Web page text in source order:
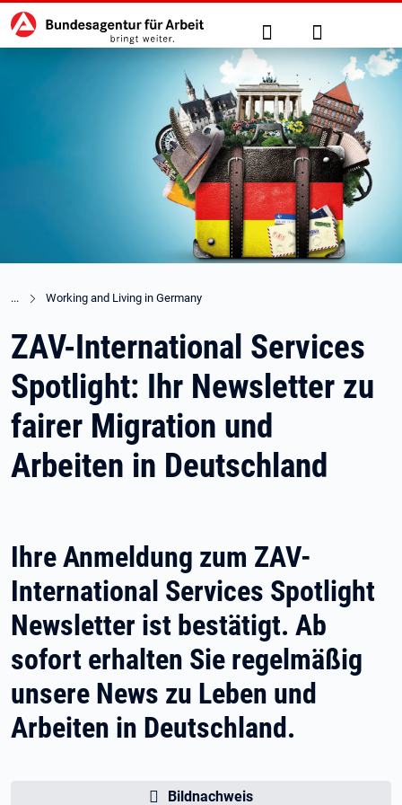
zu den Hauptinhalten springen
Hauptnavigation Suche Anmelden
Working and Living in Germany
ZAV-International Services
Spotlight: Ihr Newsletter zu
fairer Migration und
Arbeiten in Deutschland
Ihre Anmeldung zum ZAV-
International Services Spotlight
Newsletter ist bestätigt. Ab
sofort erhalten Sie regelmäßig
unsere News zu Leben und
Arbeiten in Deutschland.
Bildnachweis